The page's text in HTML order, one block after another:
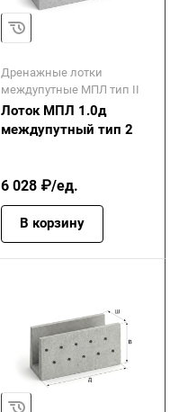
Дренажные лотки
междупутные МПЛ тип II
Лоток МПЛ 1.0д
междупутный тип 2
6 028 ₽/ед.
В корзину